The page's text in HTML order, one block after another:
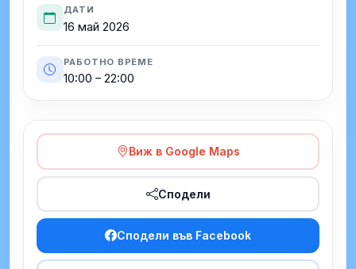
ДАТИ
16 май 2026
РАБОТНО ВРЕМЕ
10:00 – 22:00
Виж в Google Maps
Сподели
Сподели във Facebook